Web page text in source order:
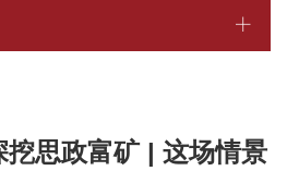
思政富矿 | 这场情景